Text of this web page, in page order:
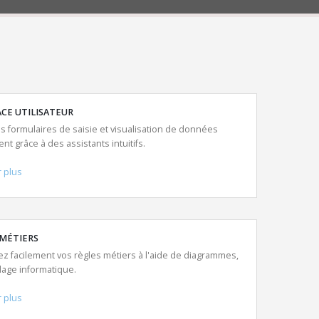
UTILISATEUR
formulaires de saisie et visualisation de données
grâce à des assistants intuitifs.
plus
facilement vos règles métiers à l'aide de diagrammes,
informatique.
plus